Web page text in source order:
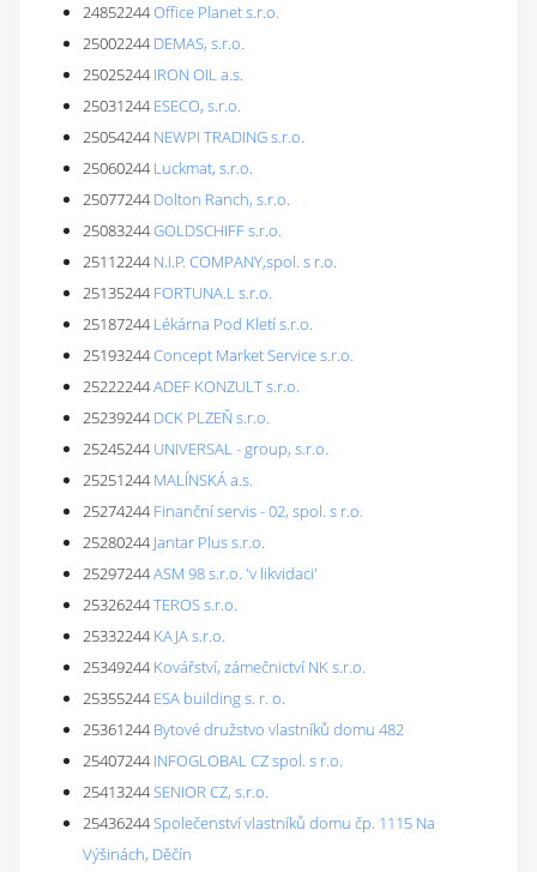
24852244Office Planet s.r.o.
25002244 DEMAS, s.r.o.
25025244 IRON OIL a.s.
25031244 ESECO, s.r.o.
25054244 NEWPI TRADING s.r.o.
25060244 Luckmat, s.r.o.
25077244 Dolton Ranch, s.r.o.
25083244GOLDSCHIFF s.r.o.
25112244 N.I.P. COMPANY,spol. s r.o.
25135244 FORTUNA.L s.r.o.
25187244 Lékárna Pod Kletí s.r.o.
25193244Concept Market Service s.r.o.
25222244ADEF KONZULT s.r.o.
25239244 DCK PLZEŇ s.r.o.
25245244 UNIVERSAL - group, s.r.o.
25251244 MALÍNSKÁ a.s.
25274244 Finanční servis - 02, spol. s r.o.
25280244 Jantar Plus s.r.o.
25297244ASM 98 s.r.o. 'v likvidaci'
25326244TEROS s.r.o.
25332244 KAJA s.r.o.
25349244 Kovářství, zámečnictví NK s.r.o.
25355244 ESA building s. r. o.
25361244 Bytové družstvo vlastníků domu 482
25407244 INFOGLOBAL CZ spol. s r.o.
25413244SENIOR CZ, s.r.o.
25436244Společenství vlastníků domu čp. 1115 Na
Výšinách, Děčín